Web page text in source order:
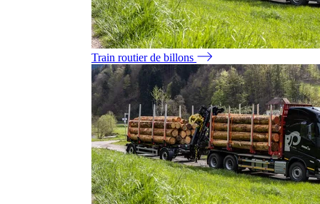
Train routier de billons